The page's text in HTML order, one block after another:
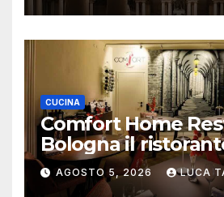
CUCINA
Comfort Home
Bologna il
trasforma
un’esperienza di
AGOSTO 5, 2026 LUCA